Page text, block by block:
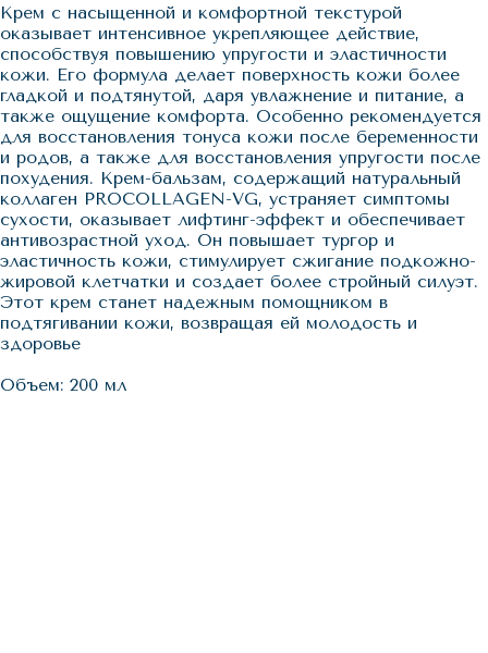
Крем с насыщенной и комфортной текстурой
оказывает интенсивное укрепляющее действие,
способствуя повышению упругости и эластичности
кожи. Его формула делает поверхность кожи более
гладкой и подтянутой, даря увлажнение и питание, а
также ощущение комфорта. Особенно рекомендуется
для восстановления тонуса кожи после беременности
и родов, а также для восстановления упругости после
похудения. Крем-бальзам, содержащий натуральный
коллаген PROCOLLAGEN-VG, устраняет симптомы
сухости, оказывает лифтинг-эффект и обеспечивает
антивозрастной уход. Он повышает тургор и
эластичность кожи, стимулирует сжигание подкожно-
жировой клетчатки и создает более стройный силуэт.
Этот крем станет надежным помощником в
подтягивании кожи, возвращая ей молодость и
здоровье
Объем: 200 мл